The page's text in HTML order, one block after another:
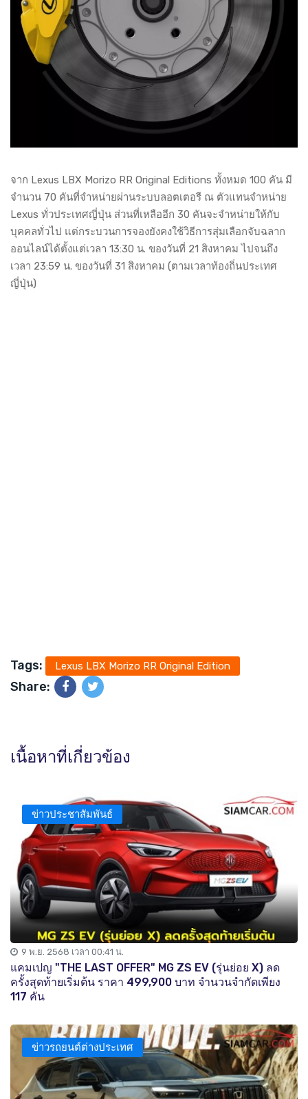
จาก Lexus LBX Morizo RR Original Editions ทั้งหมด 100 คัน มี
จำนวน 70 คันที่จำหน่ายผ่านระบบลอตเตอรี ณ ตัวแทนจำหน่าย
Lexus ทั่วประเทศญี่ปุ่น ส่วนที่เหลืออีก 30 คันจะจำหน่ายให้กับ
บุคคลทั่วไป แต่กระบวนการจองยังคงใช้วิธีการสุ่มเลือกจับฉลาก
ออนไลน์ได้ตั้งแต่เวลา 13:30 น. ของวันที่ 21 สิงหาคม ไปจนถึง
เวลา 23:59 น. ของวันที่ 31 สิงหาคม (ตามเวลาท้องถิ่นประเทศ
ญี่ปุ่น)
Tags: Lexus LBX Morizo RR Original Edition
Share:
เนื้อหาที่เกี่ยวข้อง
ข่าวประชาสัมพันธ์
9 พ.ย. 2568 เวลา 00:41 น.
แคมเปญ "THE LAST OFFER" MG ZS EV (รุ่นย่อย X) ลด
ครั้งสุดท้ายเริ่มต้น ราคา 499,900 บาท จำนวนจำกัดเพียง
117 คัน
ข่าวรถยนต์ต่างประเทศ